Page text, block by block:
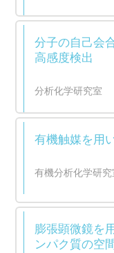
分子の自己会
高感度検出
分析化学研究室
有機触媒を用
有機分析化学研究
膨張顕微鏡を
ンパク質の空